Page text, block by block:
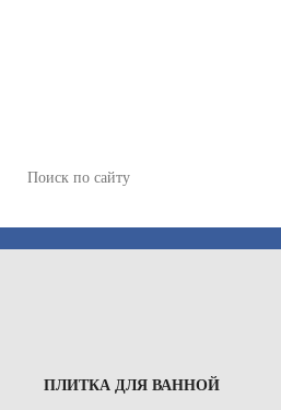
ПЛИТКА ДЛЯ ВАННОЙ